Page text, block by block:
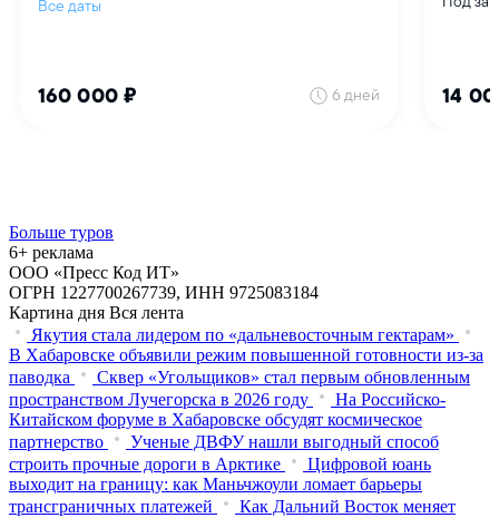
Больше туров
6+ реклама
ООО «Пресс Код ИТ»
ОГРН 1227700267739, ИНН 9725083184
Картина дня Вся лента
Якутия стала лидером по «дальневосточным гектарам»
В Хабаровске объявили режим повышенной готовности из‑за
паводка
Сквер «Угольщиков» стал первым обновленным
пространством Лучегорска в 2026 году
На Российско-
Китайском форуме в Хабаровске обсудят космическое
партнерство
Ученые ДВФУ нашли выгодный способ
строить прочные дороги в Арктике
Цифровой юань
выходит на границу: как Маньчжоули ломает барьеры
трансграничных платежей
Как Дальний Восток меняет